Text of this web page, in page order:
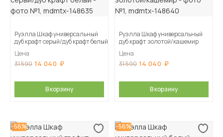
Руэлла Шкаф универсальный
дуб крафт серый/дуб крафт белый
Цена
31 590 14 040
В корзину
Руэлла Шкаф универсальный
дуб крафт золотой/кашемир
Цена
31 590 14 040
В корзину
-56% -56%